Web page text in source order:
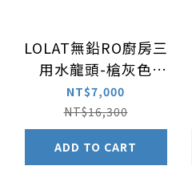
LOLAT無鉛RO廚房三
用水龍頭-槍灰色
D5268LF-TT
NT$7,000
NT$16,300
ADD TO CART